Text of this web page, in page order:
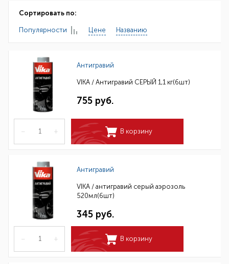
Сортировать по:
Популярности Цене Названию
Антигравий
VIKA / Антигравий СЕРЫЙ 1,1 кг(6шт)
755 руб.
– + В корзину
Антигравий
VIKA / антигравий серый аэрозоль
520мл(6шт)
345 руб.
– + В корзину